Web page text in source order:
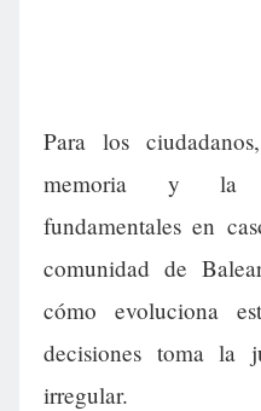
Para los
memoria y la
fundamentales en
comunidad de
cómo evoluciona
decisiones toma la
irregular.